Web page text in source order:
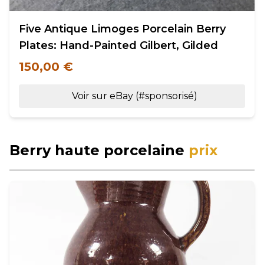
Five Antique Limoges Porcelain Berry
Plates: Hand-Painted Gilbert, Gilded
150,00 €
Voir sur eBay (#sponsorisé)
Berry haute porcelaine prix